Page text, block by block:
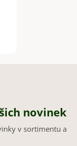
novinek
v sortimentu a